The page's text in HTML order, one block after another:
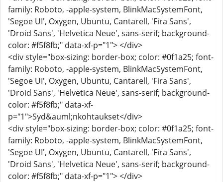
family: Roboto, -apple-system, BlinkMacSystemFont,
'Segoe UI', Oxygen, Ubuntu, Cantarell, 'Fira Sans',
'Droid Sans', 'Helvetica Neue', sans-serif; background-
color: #f5f8fb;" data-xf-p="1"> </div>
<div style="box-sizing: border-box; color: #0f1a25; font-
family: Roboto, -apple-system, BlinkMacSystemFont,
'Segoe UI', Oxygen, Ubuntu, Cantarell, 'Fira Sans',
'Droid Sans', 'Helvetica Neue', sans-serif; background-
color: #f5f8fb;" data-xf-
p="1">Syd&auml;nkohtaukset</div>
<div style="box-sizing: border-box; color: #0f1a25; font-
family: Roboto, -apple-system, BlinkMacSystemFont,
'Segoe UI', Oxygen, Ubuntu, Cantarell, 'Fira Sans',
'Droid Sans', 'Helvetica Neue', sans-serif; background-
color: #f5f8fb;" data-xf-p="1"> </div>